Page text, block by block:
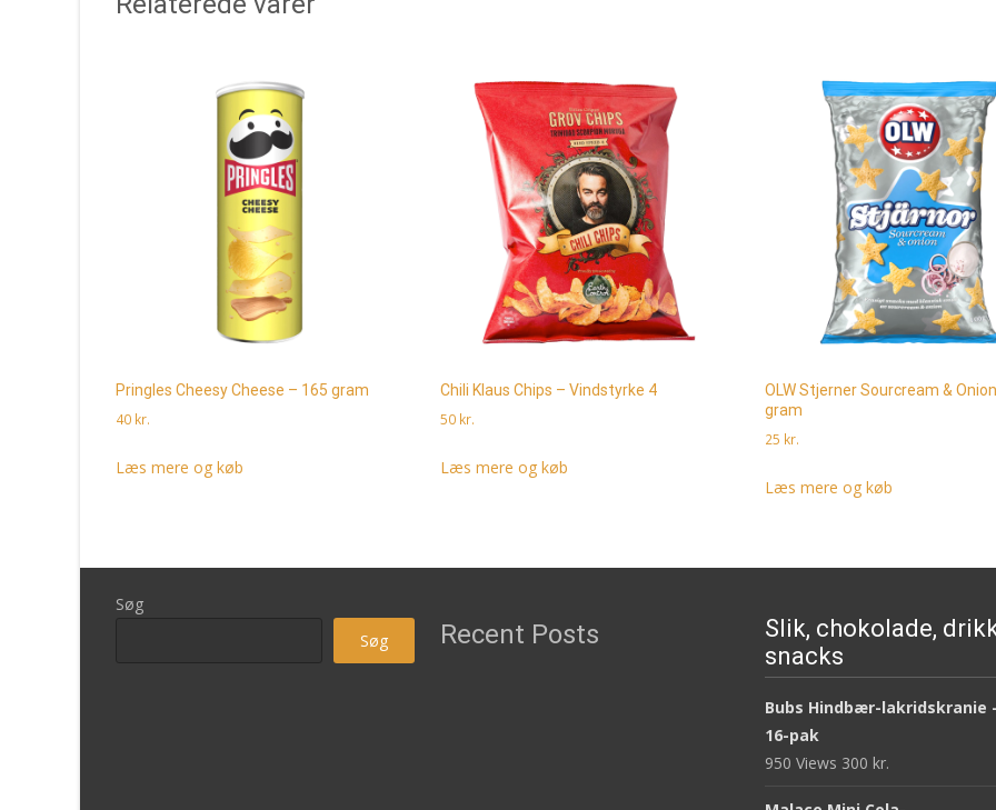
Pringles Cheesy Cheese – 165 gram
40 kr.
Læs mere og køb
Chili Klaus Chips – Vindstyrke 4
50 kr.
Læs mere og køb
OLW Stjerner Sourcream &
gram
25 kr.
Læs mere og køb
Søg
Søg
Recent Posts
Slik, chokolade,
snacks
Bubs Hindbær-lakridskranie -
16-pak
950 Views 300 kr.